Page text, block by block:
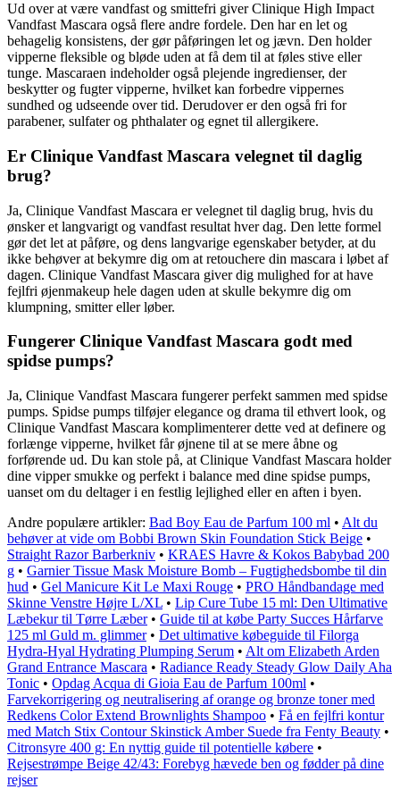
Ud over at være vandfast og smittefri giver Clinique High Impact
Vandfast Mascara også flere andre fordele. Den har en let og
behagelig konsistens, der gør påføringen let og jævn. Den holder
vipperne fleksible og bløde uden at få dem til at føles stive eller
tunge. Mascaraen indeholder også plejende ingredienser, der
beskytter og fugter vipperne, hvilket kan forbedre vippernes
sundhed og udseende over tid. Derudover er den også fri for
parabener, sulfater og phthalater og egnet til allergikere.
Er Clinique Vandfast Mascara velegnet til daglig
brug?
Ja, Clinique Vandfast Mascara er velegnet til daglig brug, hvis du
ønsker et langvarigt og vandfast resultat hver dag. Den lette formel
gør det let at påføre, og dens langvarige egenskaber betyder, at du
ikke behøver at bekymre dig om at retouchere din mascara i løbet af
dagen. Clinique Vandfast Mascara giver dig mulighed for at have
fejlfri øjenmakeup hele dagen uden at skulle bekymre dig om
klumpning, smitter eller løber.
Fungerer Clinique Vandfast Mascara godt med
spidse pumps?
Ja, Clinique Vandfast Mascara fungerer perfekt sammen med spidse
pumps. Spidse pumps tilføjer elegance og drama til ethvert look, og
Clinique Vandfast Mascara komplimenterer dette ved at definere og
forlænge vipperne, hvilket får øjnene til at se mere åbne og
forførende ud. Du kan stole på, at Clinique Vandfast Mascara holder
dine vipper smukke og perfekt i balance med dine spidse pumps,
uanset om du deltager i en festlig lejlighed eller en aften i byen.
Andre populære artikler: Bad Boy Eau de Parfum 100 ml • Alt du
behøver at vide om Bobbi Brown Skin Foundation Stick Beige •
Straight Razor Barberkniv • KRAES Havre & Kokos Babybad 200
g • Garnier Tissue Mask Moisture Bomb – Fugtighedsbombe til din
hud • Gel Manicure Kit Le Maxi Rouge • PRO Håndbandage med
Skinne Venstre Højre L/XL • Lip Cure Tube 15 ml: Den Ultimative
Læbekur til Tørre Læber• Guide til at købe Party Succes Hårfarve
125 ml Guld m. glimmer• Det ultimative købeguide til Filorga
Hydra-Hyal Hydrating Plumping Serum • Alt om Elizabeth Arden
Grand Entrance Mascara • Radiance Ready Steady Glow Daily Aha
Tonic • Opdag Acqua di Gioia Eau de Parfum 100ml •
Farvekorrigering og neutralisering af orange og bronze toner med
Redkens Color Extend Brownlights Shampoo • Få en fejlfri kontur
med Match Stix Contour Skinstick Amber Suede fra Fenty Beauty •
Citronsyre 400 g: En nyttig guide til potentielle købere •
Rejsestrømpe Beige 42/43: Forebyg hævede ben og fødder på dine
rejser